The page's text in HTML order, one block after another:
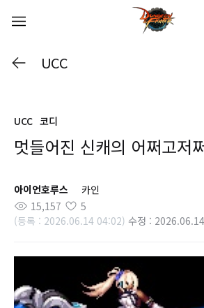
UCC
UCC 코디
멋들어진 신캐의 어쩌고저
아이언호루스
카인
15,157
5
(등록 : 2026.06.14 04:02) 수정 :